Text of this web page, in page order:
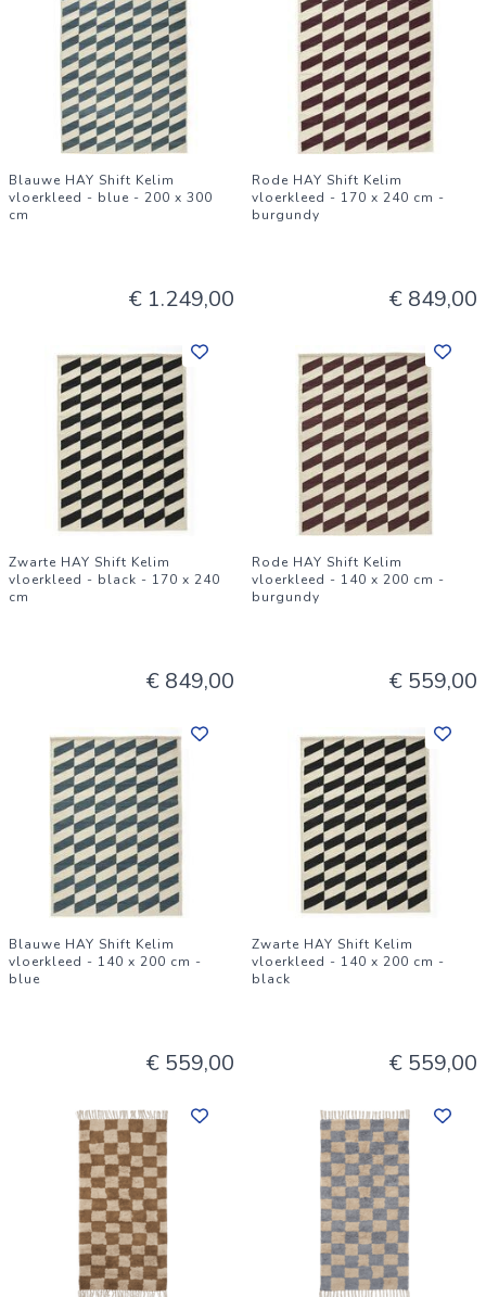
Blauwe HAY Shift Kelim
vloerkleed - blue - 200 x 300
cm
€ 1.249,00
Rode HAY Shift Kelim
vloerkleed - 170 x 240 cm -
burgundy
€ 849,00
Zwarte HAY Shift Kelim
vloerkleed - black - 170 x 240
cm
€ 849,00
Rode HAY Shift Kelim
vloerkleed - 140 x 200 cm -
burgundy
€ 559,00
Blauwe HAY Shift Kelim
vloerkleed - 140 x 200 cm -
blue
€ 559,00
Zwarte HAY Shift Kelim
vloerkleed - 140 x 200 cm -
black
€ 559,00